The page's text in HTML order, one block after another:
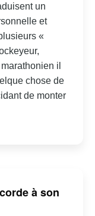
un
et
«
il
chose de
de monter
à son